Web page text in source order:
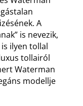
A
is nevezik,
ilyen tollal
tollairól
Waterman
modellje